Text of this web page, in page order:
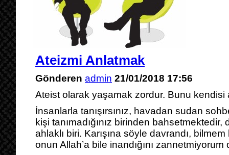
Ateizmi Anlatmak
Gönderen admin 21/01/2018 17:56
Ateist olarak yaşamak zordur. Bunu
İnsanlarla tanışırsınız, havadan sudan
kişi tanımadığınız birinden
ahlaklı biri. Karışına söyle davrandı,
onun Allah’a bile inandığını zannetmiyorum